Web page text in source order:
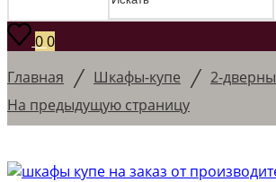
00
Главная / Шкафы-купе / 2-
На предыдущую страницу